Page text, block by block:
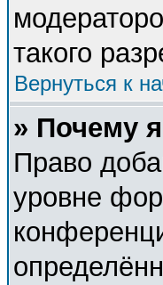
такого
Вернуться к
» Почему
Право
уровне